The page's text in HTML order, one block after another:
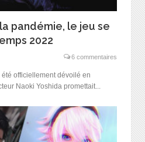
pandémie, le jeu se
2022
6 commentaires
officiellement dévoilé en
Naoki Yoshida promettait...